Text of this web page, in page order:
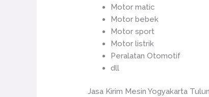
Motor matic
Motor bebek
Motor sport
Motor listrik
Peralatan Otomotif
dll
Jasa Kirim Mesin Yogyakarta